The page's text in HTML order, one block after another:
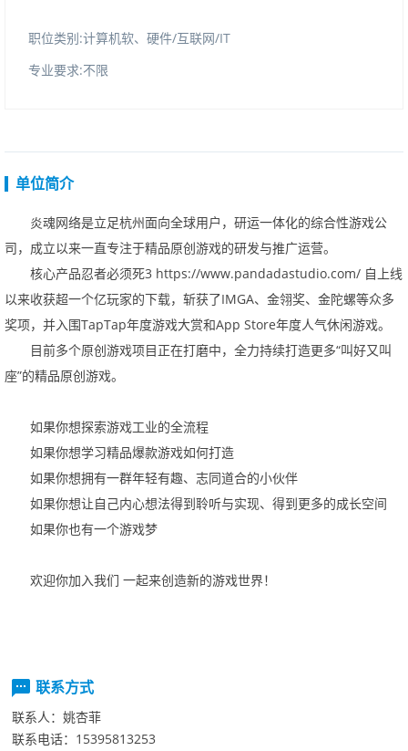
职位类别:计算机软、硬件/互联网/IT
专业要求:不限
单位简介
炎魂网络是立足杭州面向全球用户，研运一体化的综合性游戏公
司，成立以来一直专注于精品原创游戏的研发与推广运营。
核心产品忍者必须死3 https://www.pandadastudio.com/ 自上线
以来收获超一个亿玩家的下载，斩获了IMGA、金翎奖、金陀螺等众多
奖项，并入围TapTap年度游戏大赏和AppStore年度人气休闲游戏。
目前多个原创游戏项目正在打磨中，全力持续打造更多“叫好又叫
座”的精品原创游戏。
如果你想探索游戏工业的全流程
如果你想学习精品爆款游戏如何打造
如果你想拥有一群年轻有趣、志同道合的小伙伴
如果你想让自己内心想法得到聆听与实现、得到更多的成长空间
如果你也有一个游戏梦
欢迎你加入我们 一起来创造新的游戏世界！
联系方式
联系人： 姚杏菲
联系电话： 15395813253